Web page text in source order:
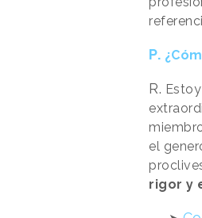
P.
R.
el
rigor y